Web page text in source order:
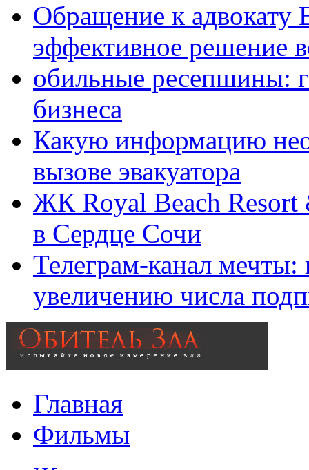
Обращение к адвокату
эффективное решение
обильные ресепшины:
бизнеса
Какую информацию
вызове эвакуатора
ЖК Royal Beach
в Сердце Сочи
Телеграм-канал мечты:
увеличению числа
Главная
Фильмы